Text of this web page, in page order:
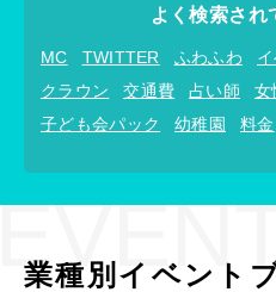
よく検索され
MC TWITTER ふわふわ
クラウン
交通費 占い師 女
子ども会パック
幼稚園 料金
業種別イベント